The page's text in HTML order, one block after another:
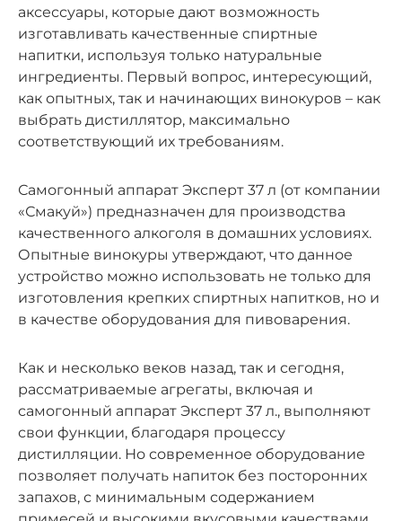
аксессуары, которые дают возможность
изготавливать качественные спиртные
напитки, используя только натуральные
ингредиенты. Первый вопрос, интересующий,
как опытных, так и начинающих винокуров – как
выбрать дистиллятор, максимально
соответствующий их требованиям.
Самогонный аппарат Эксперт 37 л (от компании
«Смакуй») предназначен для производства
качественного алкоголя в домашних условиях.
Опытные винокуры утверждают, что данное
устройство можно использовать не только для
изготовления крепких спиртных напитков, но и
в качестве оборудования для пивоварения.
Как и несколько веков назад, так и сегодня,
рассматриваемые агрегаты, включая и
самогонный аппарат Эксперт 37 л., выполняют
свои функции, благодаря процессу
дистилляции. Но современное оборудование
позволяет получать напиток без посторонних
запахов, с минимальным содержанием